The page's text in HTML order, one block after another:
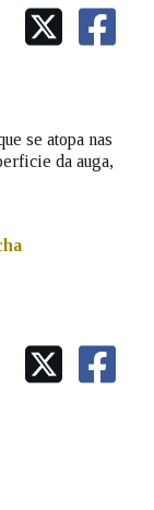
se atopa nas
da auga,